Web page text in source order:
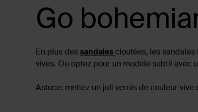
Go
En plus dessandalescloutées, les
vives. Ou optez pour un modèle subtil avec
Astuce: mettez un joli vernis de couleur